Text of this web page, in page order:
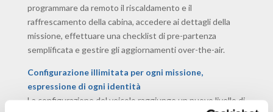
programmare da remoto il riscaldamento e il
raffrescamento della cabina, accedere ai dettagli della
missione, effettuare una checklist di pre-partenza
semplificata e gestire gli aggiornamenti over-the-air.
Configurazione illimitata per ogni missione,
espressione di ogni identità
La configurazione del veicolo raggiunge un nuovo livello di